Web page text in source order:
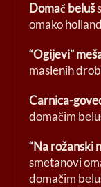
Domač beluš
omako
“Ogijevi”
maslenih
Carnica-
domačim
“Na rožanski
smetanovi
domačim